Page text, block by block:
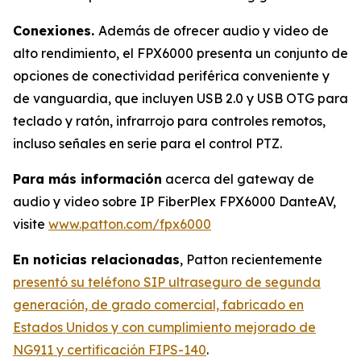
Conexiones. Además de ofrecer audio y video de
alto rendimiento, el FPX6000 presenta un conjunto de
opciones de conectividad periférica conveniente y
de vanguardia, que incluyen USB 2.0 y USB OTG para
teclado y ratón, infrarrojo para controles remotos,
incluso señales en serie para el control PTZ.
Para más información acerca del gateway de
audio y video sobre IP FiberPlex FPX6000 DanteAV,
visite www.patton.com/fpx6000
En noticias relacionadas, Patton recientemente
presentó su teléfono SIP ultraseguro de segunda
generación, de grado comercial, fabricado en
Estados Unidos y con cumplimiento mejorado de
NG911 y certificación FIPS-140.